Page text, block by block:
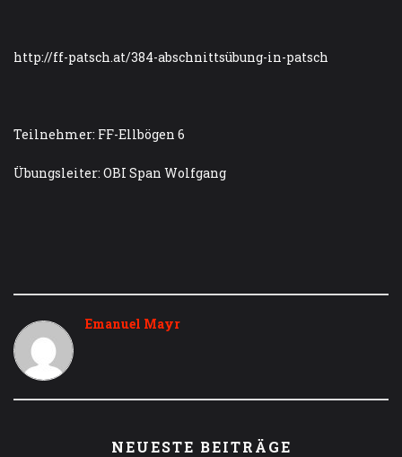
http://ff-patsch.at/384-abschnittsübung-in-patsch
Teilnehmer: FF-Ellbögen 6
Übungsleiter: OBI Span Wolfgang
Emanuel Mayr
NEUESTE BEITRÄGE